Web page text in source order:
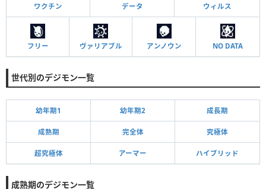
ワクチン データ ウィルス
フリー ヴァリアブル アンノウン NO DATA
世代別のデジモン一覧
幼年期1 幼年期2 成長期
成熟期 完全体 究極体
超究極体 アーマー ハイブリッド
成熟期のデジモン一覧